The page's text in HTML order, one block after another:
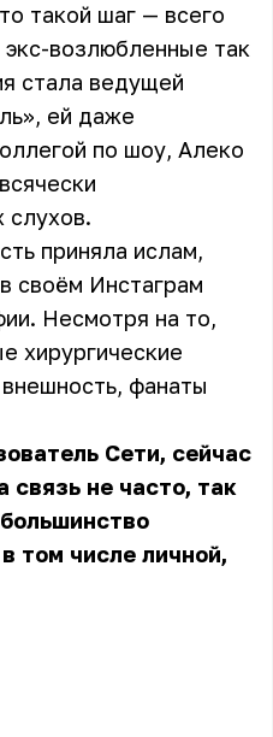
такой шаг — всего
возлюбленные так
стала ведущей
ей даже
по шоу, Алеко
слухов.
приняла ислам,
своём Инстаграм
Несмотря на то,
хирургические
фанаты
Сети, сейчас
связь не часто, так
том числе личной,